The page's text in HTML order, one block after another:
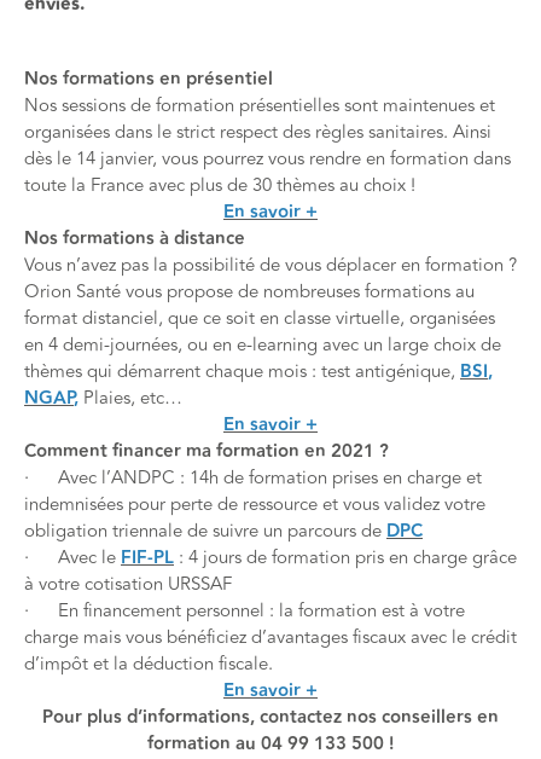
Nos formations en présentiel
Nos sessions de formation présentielles sont maintenues et
organisées dans le strict respect des règles sanitaires. Ainsi
dès le 14 janvier, vous pourrez vous rendre en formation dans
toute la France avec plus de 30 thèmes au choix !
En savoir +
Nos formations à distance
Vous n’avez pas la possibilité de vous déplacer en formation ?
Orion Santé vous propose de nombreuses formations au
format distanciel, que ce soit en classe virtuelle, organisées
en 4 demi-journées, ou en e-learning avec un large choix de
thèmes qui démarrent chaque mois : test antigénique, BSI,
NGAP, Plaies, etc…
En savoir +
Comment financer ma formation en 2021 ?
· Avec l’ANDPC : 14h de formation prises en charge et
indemnisées pour perte de ressource et vous validez votre
obligation triennale de suivre un parcours deDPC
· Avec leFIF-PL : 4 jours de formation pris en charge grâce
à votre cotisation URSSAF
· En financement personnel : la formation est à votre
charge mais vous bénéficiez d’avantages fiscaux avec le crédit
d’impôt et la déduction fiscale.
En savoir +
Pour plus d’informations, contactez nos conseillers en
formation au 04 99 133 500 !